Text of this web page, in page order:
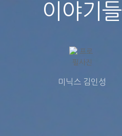
이야기들
미닉스 김인성